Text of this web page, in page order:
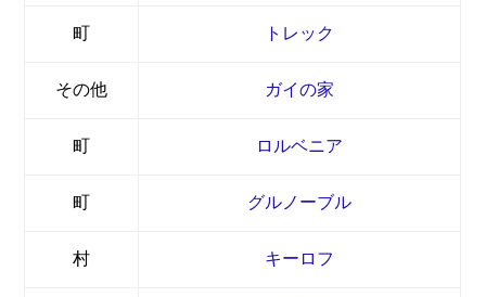
町 トレック
その他 ガイの家
町 ロルベニア
町 グルノーブル
村 キーロフ